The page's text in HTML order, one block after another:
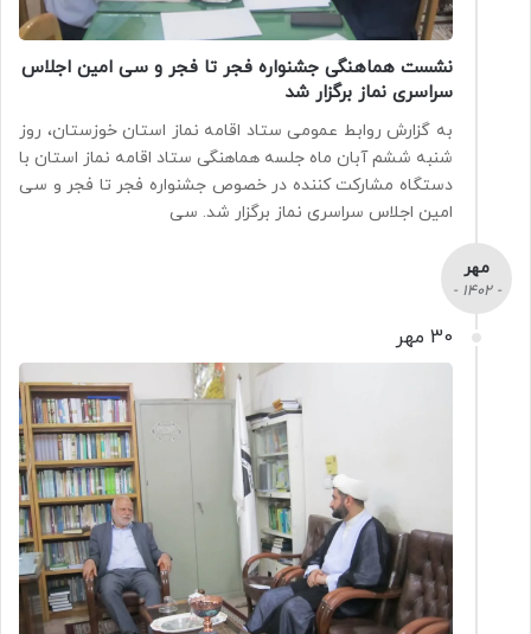
نشست هماهنگی جشنواره فجر تا فجر و سی امین اجلاس
سراسری نماز برگزار شد
به گزارش روابط عمومی ستاد اقامه نماز استان خوزستان، روز
شنبه ششم آبان ماه جلسه هماهنگی ستاد اقامه نماز استان با
دستگاه مشارکت کننده در خصوص جشنواره فجر تا فجر و سی
امین اجلاس سراسری نماز برگزار شد. سی
مهر
- 1402 -
30 مهر